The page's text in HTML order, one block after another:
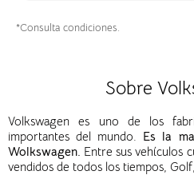
*Consulta condiciones.
Sobre
Volkswagen es uno de los
importantes del mundo. Es la
Wolkswagen. Entre sus vehículos
vendidos de todos los tiempos, Golf,